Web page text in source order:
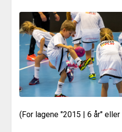
(For lagene "2015 | 6 år"